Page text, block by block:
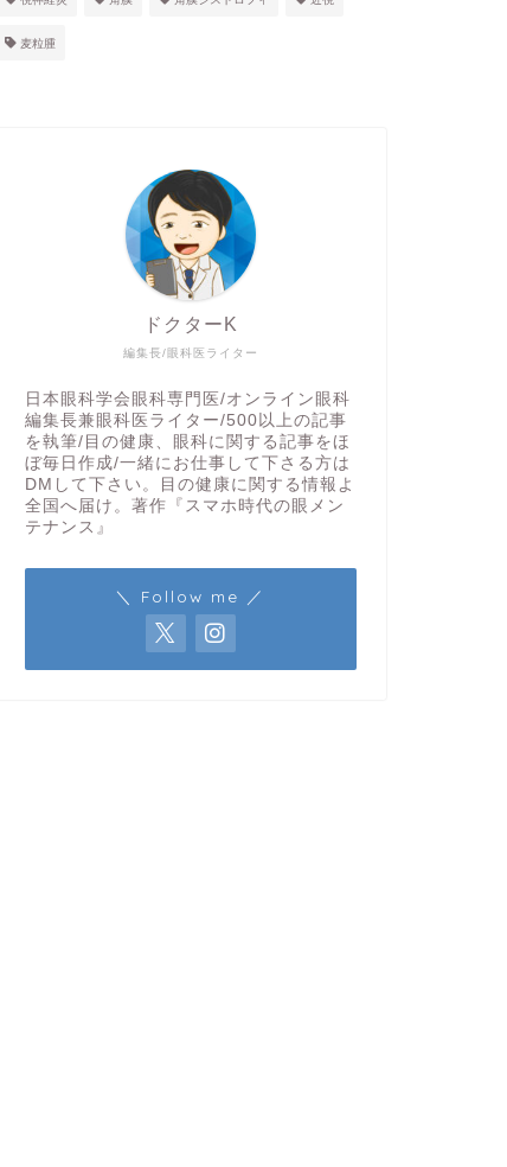
麦粒腫
編集長/眼科医ライター
ドクターK
日本眼科学会眼科専門医/オンライン眼科
編集長兼眼科医ライター/500以上の記事
を執筆/目の健康、眼科に関する記事をほ
ぼ毎日作成/一緒にお仕事して下さる方は
DMして下さい。目の健康に関する情報よ
全国へ届け。著作『スマホ時代の眼メン
テナンス』
＼ Follow me ／